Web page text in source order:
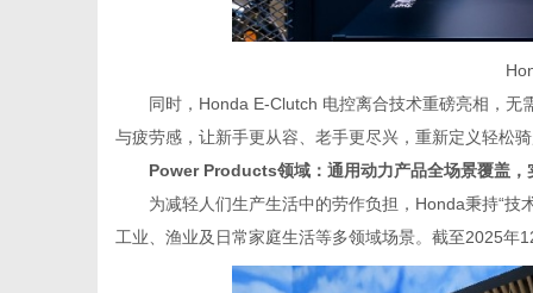
同时，Honda E-Clutch 电控离合技术重磅亮相，
与疲劳感，让新手更从容、老手更尽兴，重新定义轻松
Power Products领域：通用动力产品全场景覆盖，
为减轻人们生产生活中的劳作负担，Honda秉持“
工业、渔业及日常家庭生活等多领域场景。截至2025